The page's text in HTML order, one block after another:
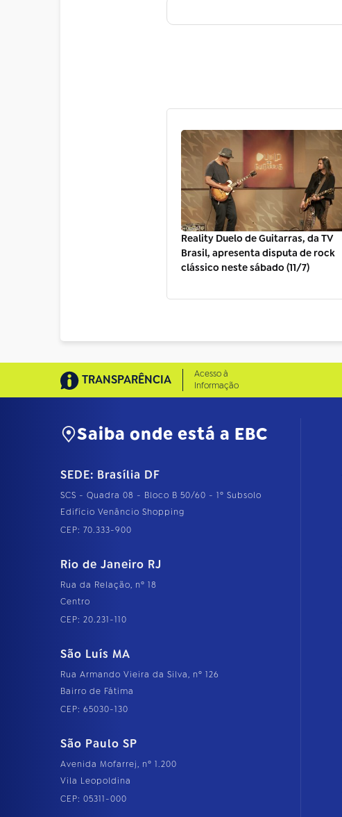
Reality Duelo de Guitarras, da TV
Brasil, apresenta disputa de rock
clássico neste sábado (11/7)
TRANSPARÊNCIA
Acesso à
Informação
Saiba onde está a EBC
SEDE: Brasília DF
SCS - Quadra 08 - Bloco B 50/60 - 1º Subsolo
Edifício Venâncio Shopping
CEP: 70.333-900
Rio de Janeiro RJ
Rua da Relação, nº 18
Centro
CEP: 20.231-110
São Luís MA
Rua Armando Vieira da Silva, nº 126
Bairro de Fátima
CEP: 65030-130
São Paulo SP
Avenida Mofarrej, nº 1.200
Vila Leopoldina
CEP: 05311-000